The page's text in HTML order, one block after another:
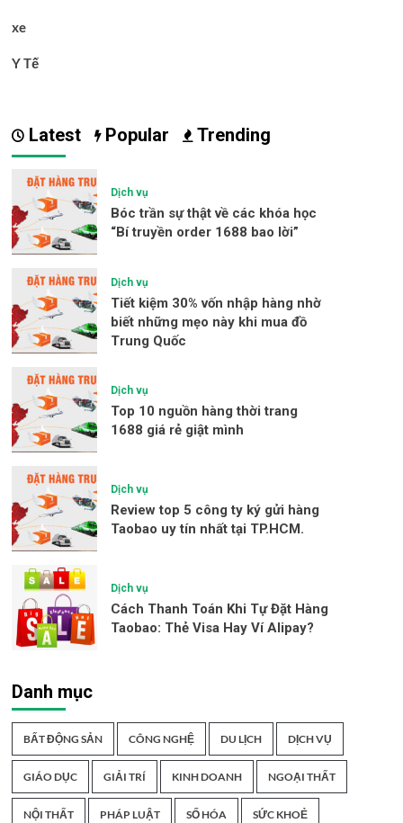
xe
Y Tế
Latest Popular Trending
Dịch vụ
Bóc trần sự thật về các khóa học
“Bí truyền order 1688 bao lời”
Dịch vụ
Tiết kiệm 30% vốn nhập hàng nhờ
biết những mẹo này khi mua đồ
Trung Quốc
Dịch vụ
Top 10 nguồn hàng thời trang
1688 giá rẻ giật mình
Dịch vụ
Review top 5 công ty ký gửi hàng
Taobao uy tín nhất tại TP.HCM.
Dịch vụ
Cách Thanh Toán Khi Tự Đặt Hàng
Taobao: Thẻ Visa Hay Ví Alipay?
Danh mục
BẤT ĐỘNG SẢN CÔNG NGHỆ DU LỊCH DỊCH VỤ
GIÁO DỤC GIẢI TRÍ KINH DOANH NGOẠI THẤT
NỘI THẤT PHÁP LUẬT SỐ HÓA SỨC KHOẺ